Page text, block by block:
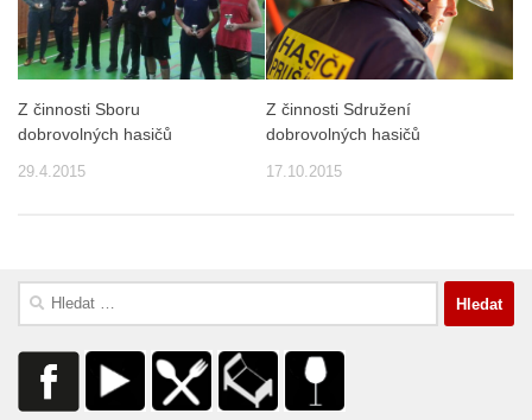
Z činnosti Sboru
dobrovolných hasičů
29.4.2015
Z činnosti Sdružení
dobrovolných hasičů
17.10.2015
Vyhledávání